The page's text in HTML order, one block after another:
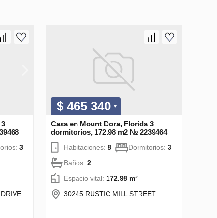
3
$ 465 340
Casa en Mount Dora, Florida 3
dormitorios, 172.98 m2 № 2239464
Habitaciones: 8 Dormitorios: 3
Baños: 2
Espacio vital: 172.98 m²
30245 RUSTIC MILL STREET